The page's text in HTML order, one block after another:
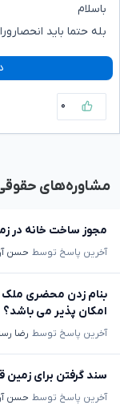
باسلام
بله حتما باید
۰
مشاوره‌های
مجوز ساخت خانه در
آخرین پاسخ توسط حسن
بنام زدن محضری ملک
امکان پذیر می باشد؟
آخرین پاسخ توسط رضا
سند گرفتن برای
آخرین پاسخ توسط حسن